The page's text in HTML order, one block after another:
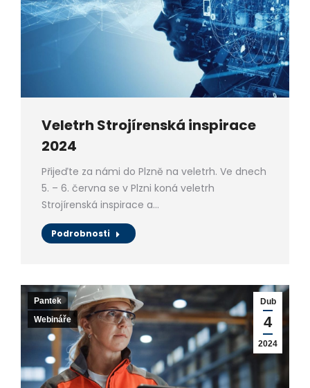
Veletrh Strojírenská inspirace
2024
Přijeďte za námi do Plzně na veletrh. Ve dnech
5. – 6. června se v Plzni koná veletrh
Strojírenská inspirace a…
Podrobnosti
Dub
4
2024
Pantek
Webináře